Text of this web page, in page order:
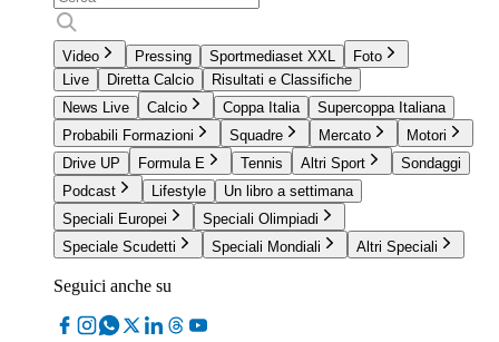
Video Pressing Sportmediaset XXL
Foto
Live
Diretta Calcio
Risultati e Classifiche
News Live
Calcio Coppa Italia
Supercoppa Italiana
Probabili Formazioni
Squadre Mercato
Motori
Drive UP
Formula E Tennis Altri Sport
Sondaggi
Podcast
Lifestyle
Un libro a settimana
Speciali Europei
Speciali Olimpiadi
Speciale Scudetti
Speciali Mondiali Altri Speciali
Seguici anche su